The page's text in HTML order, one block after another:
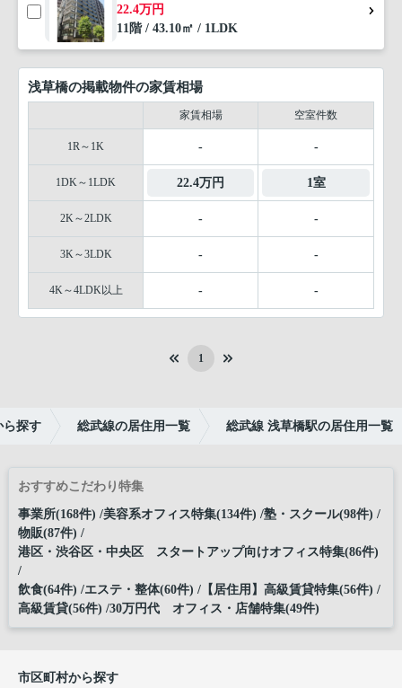
22.4万円
11階 / 43.10㎡ / 1LDK
浅草橋の掲載物件の家賃相場
家賃相場 空室件数
1R～1K - -
1DK～1LDK 22.4万円 1室
2K～2LDK - -
3K～3LDK - -
4K～4LDK以上 - -
1
ら探す 総武線の居住用一覧 総武線 浅草橋駅の居住用一覧
おすすめこだわり特集
事業所(168件) 美容系オフィス特集(134件) 塾・スクール(98件)
物販(87件)
港区・渋谷区・中央区 スタートアップ向けオフィス特集(86件)
飲食(64件) エステ・整体(60件) 【居住用】高級賃貸特集(56件)
高級賃貸(56件) 30万円代 オフィス・店舗特集(49件)
市区町村から探す